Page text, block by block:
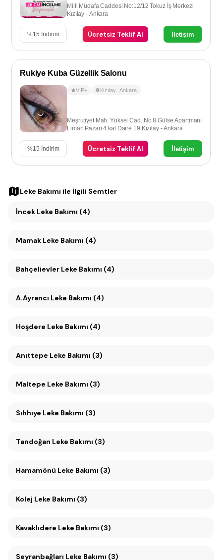
Milli Müdafa Caddesi No:12/12 Tokuz İş Merkezi
Kızılay - Ankara
%15 İndirim Ücretsiz Teklif Al İletişim
Rukiye Kuba Güzellik Salonu
VIP+ Kızılay ,Ankara
Meşrutiyet Mah. Yüksel Cad. No 8 Gülse Apartmanı
Liman Pazarı 4.kat Daire 19 Kızılay - Ankara
%15 İndirim Ücretsiz Teklif Al İletişim
Leke Bakımı ile İlgili Semtler
İncek Leke Bakımı (4)
Mamak Leke Bakımı (4)
Bahçelievler Leke Bakımı (4)
A.Ayrancı Leke Bakımı (4)
Hoşdere Leke Bakımı (4)
Anıttepe Leke Bakımı (3)
Maltepe Leke Bakımı (3)
Sıhhıye Leke Bakımı (3)
Tandoğan Leke Bakımı (3)
Hamamönü Leke Bakımı (3)
Kolej Leke Bakımı (3)
Kavaklıdere Leke Bakımı (3)
Seyranbağları Leke Bakımı (3)